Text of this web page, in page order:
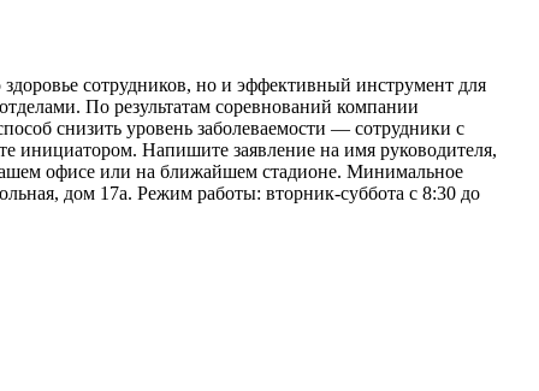
сотрудников, но и эффективный инструмент для
По результатам соревнований компании
снизить уровень заболеваемости — сотрудники с
Напишите заявление на имя руководителя,
офисе или на ближайшем стадионе. Минимальное
дом 17а. Режим работы: вторник-суббота с 8:30 до